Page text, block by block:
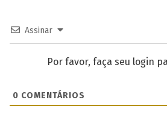
Assinar
Por favor, faça seu login
0 COMENTÁRIOS